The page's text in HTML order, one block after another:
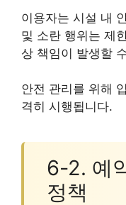
이용자는 시설 내
및 소란 행위는 제
상 책임이 발생할
안전 관리를 위해
격히 시행됩니다.
6-2. 예
정책